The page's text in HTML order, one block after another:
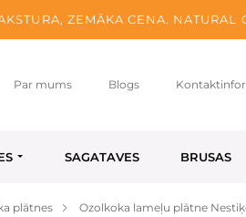
ZEMĀKA CENA. NATURAL
Par mums Blogs
SAGATAVES BRUSAS
plātnes Ozolkoka lameļu plātne